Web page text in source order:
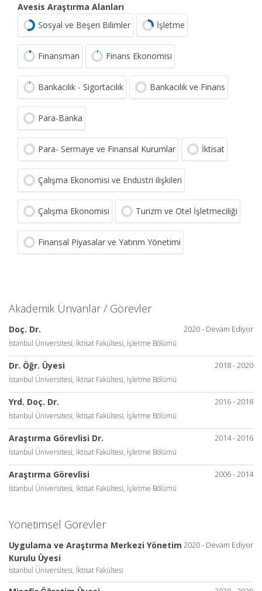
Avesis Araştırma Alanları
Sosyal ve Beşeri Bilimler
İşletme
Finansman Finans Ekonomisi
Bankacılık - Sigortacılık Bankacılık ve Finans
Para-Banka
Para- Sermaye ve Finansal Kurumlar İktisat
Çalışma Ekonomisi ve Endüstri ilişkileri
Çalışma Ekonomisi Turizm ve Otel İşletmeciliği
Finansal Piyasalar ve Yatırım Yönetimi
Akademik Ünvanlar / Görevler
2020 - Devam Ediyor
Doç. Dr.
İstanbul Üniversitesi, İktisat Fakültesi, İşletme Bölümü
2018 - 2020
Dr. Öğr. Üyesi
İstanbul Üniversitesi, İktisat Fakültesi, İşletme Bölümü
2016 - 2018
Yrd. Doç. Dr.
İstanbul Üniversitesi, İktisat Fakültesi, İşletme Bölümü
2014 - 2016
Araştırma Görevlisi Dr.
İstanbul Üniversitesi, İktisat Fakültesi, İşletme Bölümü
2006 - 2014
Araştırma Görevlisi
İstanbul Üniversitesi, İktisat Fakültesi, İşletme Bölümü
Yönetimsel Görevler
2020 - Devam Ediyor
Uygulama ve Araştırma Merkezi Yönetim
Kurulu Üyesi
İstanbul Üniversitesi, İktisat Fakültesi